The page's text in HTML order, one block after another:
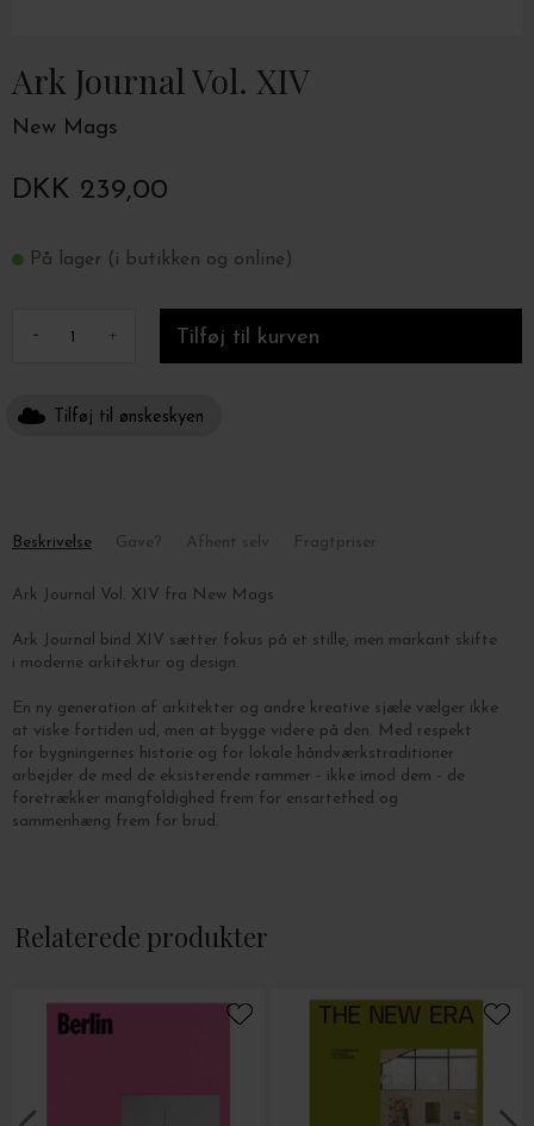
Ark Journal Vol. XIV
New Mags
DKK 239,00
På lager (i butikken og online)
- +
Tilføj til ønskeskyen
Beskrivelse
Ark Journal Vol. XIV fra New Mags
Ark Journal bind XIV sætter fokus på et stille, men markant skifte
i moderne arkitektur og design.
En ny generation af arkitekter og andre kreative sjæle vælger ikke
at viske fortiden ud, men at bygge videre på den. Med respekt
for bygningernes historie og for lokale håndværkstraditioner
arbejder de med de eksisterende rammer - ikke imod dem - de
foretrækker mangfoldighed frem for ensartethed og
sammenhæng frem for brud.
Relaterede produkter